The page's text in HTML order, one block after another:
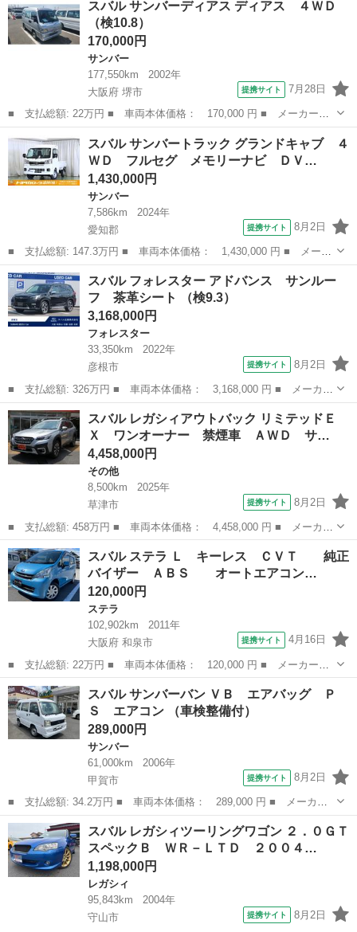
ｅ ＥｙｅＳｉｇｈｔ搭載車 ■ 排気量： 2000cc ■ ドア枚数：...
スバル サンバーディアス ディアス ４ＷＤ
（検10.8）
170,000円
サンバー
177,550km
2002年
大阪府 堺市
提携サイト 7月28日
■ 支払総額: 22万円 ■ 車両本体価格： 170,000 円 ■ メーカー
名： スバル ■ 車種名： サンバーディアス ■ グレード名： デ
ィアス ４ＷＤ ■ 排気量： 660cc ■ ドア枚数： 5D ■ ミッショ
ン...
大阪 堺市 サンバー
スバル サンバートラック グランドキャブ ４
ＷＤ フルセグ メモリーナビ ＤＶ…
1,430,000円
サンバー
7,586km
2024年
愛知郡
提携サイト 8月2日
■ 支払総額: 147.3万円 ■ 車両本体価格： 1,430,000 円 ■ メーカ
ー名： スバル ■ 車種名： サンバートラック ■ グレード名：
グランドキャブ ４ＷＤ フルセグ メモリーナビ ＤＶＤ再生 ミ
ュージッ...
滋賀 愛知郡
スバル フォレスター アドバンス サンルー
フ 茶革シート （検9.3）
3,168,000円
フォレスター
33,350km
2022年
彦根市
提携サイト 8月2日
■ 支払総額: 326万円 ■ 車両本体価格： 3,168,000 円 ■ メーカー
名： スバル ■ 車種名： フォレスター ■ グレード名： アドバ
ンス サンルーフ 茶革シート ■ 排気量： 2000cc ■ ドア枚
数：...
滋賀 彦根市 フォレスター
スバル レガシィアウトバック リミテッドＥ
Ｘ ワンオーナー 禁煙車 ＡＷＤ サ…
4,458,000円
その他
8,500km
2025年
草津市
提携サイト 8月2日
■ 支払総額: 458万円 ■ 車両本体価格： 4,458,000 円 ■ メーカー
名： スバル ■ 車種名： レガシィアウトバック ■ グレード
名： リミテッドＥＸ ワンオーナー 禁煙車 ＡＷＤ サンルー
フ １インチリフ...
滋賀 草津市
スバル ステラ Ｌ キーレス ＣＶＴ 純正
バイザー ＡＢＳ オートエアコン…
120,000円
ステラ
102,902km
2011年
大阪府 和泉市
提携サイト 4月16日
■ 支払総額: 22万円 ■ 車両本体価格： 120,000 円 ■ メーカー
名： スバル ■ 車種名： ステラ ■ グレード名： Ｌ キーレ
ス ＣＶＴ 純正バイザー ＡＢＳ オートエアコン 電格ミラ
ー ■ 排気量： ...
大阪 和泉市 ステラ
スバル サンバーバン ＶＢ エアバッグ Ｐ
Ｓ エアコン （車検整備付）
289,000円
サンバー
61,000km
2006年
甲賀市
提携サイト 8月2日
■ 支払総額: 34.2万円 ■ 車両本体価格： 289,000 円 ■ メーカー
名： スバル ■ 車種名： サンバーバン ■ グレード名： ＶＢ
エアバッグ ＰＳ エアコン ■ 排気量： 660cc ■ ドア枚数：
5D...
滋賀 甲賀市 サンバー
スバル レガシィツーリングワゴン ２．０ＧＴ
スペックＢ ＷＲ－ＬＴＤ ２００４…
1,198,000円
レガシィ
95,843km
2004年
守山市
提携サイト 8月2日